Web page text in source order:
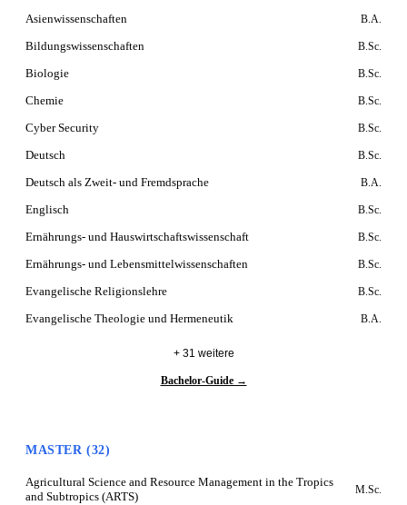
Asienwissenschaften B.A.
Bildungswissenschaften B.Sc.
Biologie B.Sc.
Chemie B.Sc.
Cyber Security B.Sc.
Deutsch B.Sc.
Deutsch als Zweit- und Fremdsprache B.A.
Englisch B.Sc.
Ernährungs- und Hauswirtschaftswissenschaft B.Sc.
Ernährungs- und Lebensmittelwissenschaften B.Sc.
Evangelische Religionslehre B.Sc.
Evangelische Theologie und Hermeneutik B.A.
+ 31 weitere
Bachelor-Guide →
MASTER (32)
Agricultural Science and Resource Management in the Tropics
and Subtropics (ARTS)
M.Sc.